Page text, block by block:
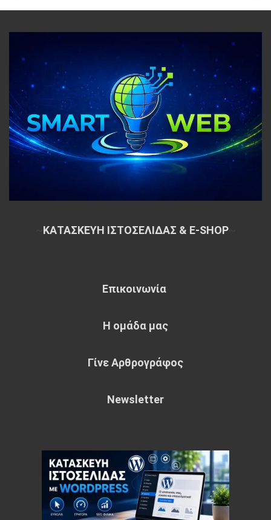
ΚΑΤΑΣΚΕΥΗ ΙΣΤΟΣΕΛΙΔΑΣ & E-SHOP~
Επικοινωνία
Η ομάδα μας
Γίνε Αρθρογράφος
Newsletter